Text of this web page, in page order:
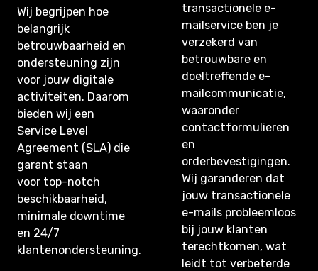
Wij begrijpen hoe
belangrijk
betrouwbaarheid en
ondersteuning zijn
voor jouw digitale
activiteiten. Daarom
bieden wij een
Service Level
Agreement (SLA) die
garant staan
voor top-notch
beschikbaarheid,
minimale downtime
en 24/7
klantenondersteuning.
transactionele e-
mailservice ben je
verzekerd van
betrouwbare en
doeltreffende e-
mailcommunicatie,
waaronder
contactformulieren
en
orderbevestigingen.
Wij garanderen dat
jouw transactionele
e-mails probleemloos
bij jouw klanten
terechtkomen, wat
leidt tot verbeterde